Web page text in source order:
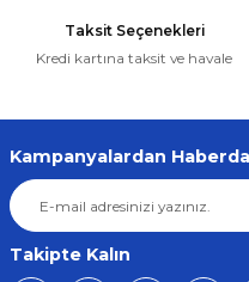
Taksit Seçenekleri
Kredi kartına taksit ve havale
Kampanyalardan
Takipte Kalın